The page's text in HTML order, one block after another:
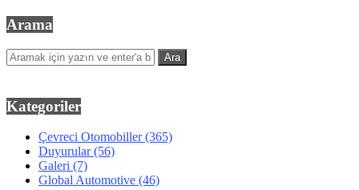
Arama
Kategoriler
Çevreci Otomobiller(365)
Duyurular(56)
Galeri (7)
Global Automotive (46)